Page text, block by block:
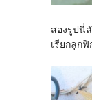
สองรูปนี่
เรียกลูกฟิ